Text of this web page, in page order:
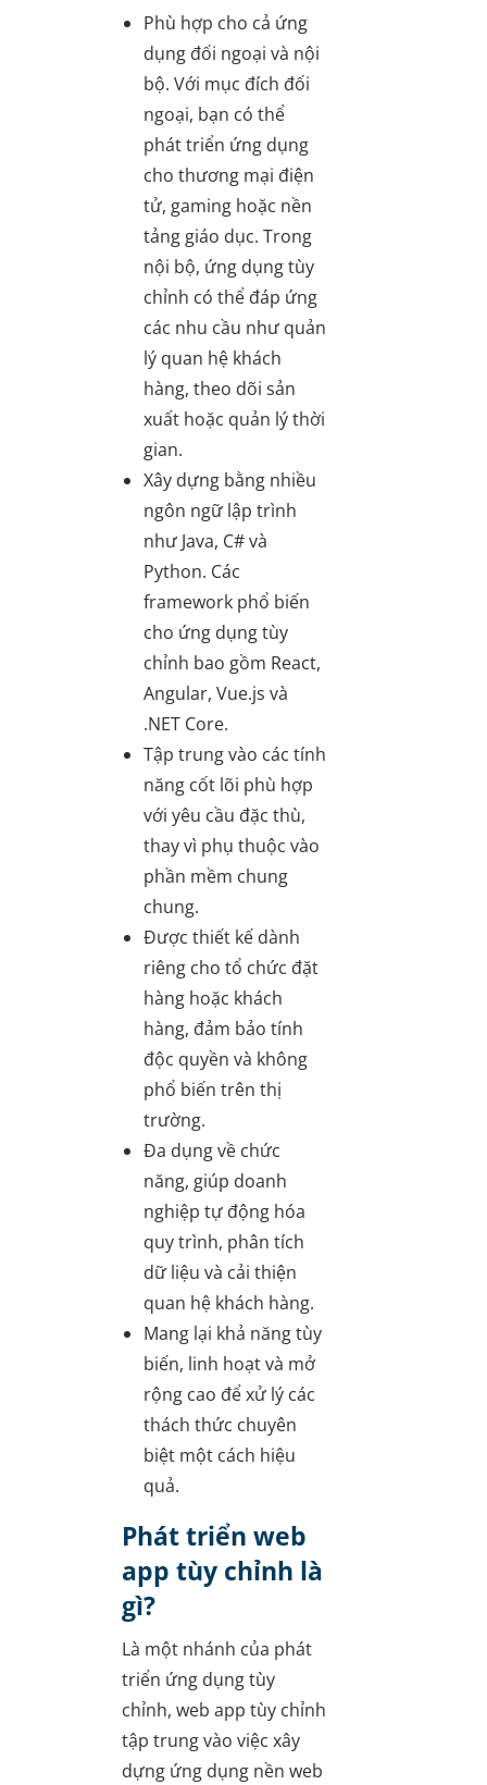
Phù hợp cho cả ứng
dụng đối ngoại và nội
bộ. Với mục đích đối
ngoại, bạn có thể
phát triển ứng dụng
cho thương mại điện
tử, gaming hoặc nền
tảng giáo dục. Trong
nội bộ, ứng dụng tùy
chỉnh có thể đáp ứng
các nhu cầu như quản
lý quan hệ khách
hàng, theo dõi sản
xuất hoặc quản lý thời
gian.
Xây dựng bằng nhiều
ngôn ngữ lập trình
như Java, C# và
Python. Các
framework phổ biến
cho ứng dụng tùy
chỉnh bao gồm React,
Angular, Vue.js và
.NET Core.
Tập trung vào các tính
năng cốt lõi phù hợp
với yêu cầu đặc thù,
thay vì phụ thuộc vào
phần mềm chung
chung.
Được thiết kế dành
riêng cho tổ chức đặt
hàng hoặc khách
hàng, đảm bảo tính
độc quyền và không
phổ biến trên thị
trường.
Đa dụng về chức
năng, giúp doanh
nghiệp tự động hóa
quy trình, phân tích
dữ liệu và cải thiện
quan hệ khách hàng.
Mang lại khả năng tùy
biến, linh hoạt và mở
rộng cao để xử lý các
thách thức chuyên
biệt một cách hiệu
quả.
Phát triển web
app tùy chỉnh là
gì?
Là một nhánh của phát
triển ứng dụng tùy
chỉnh, web app tùy chỉnh
tập trung vào việc xây
dựng ứng dụng nền web